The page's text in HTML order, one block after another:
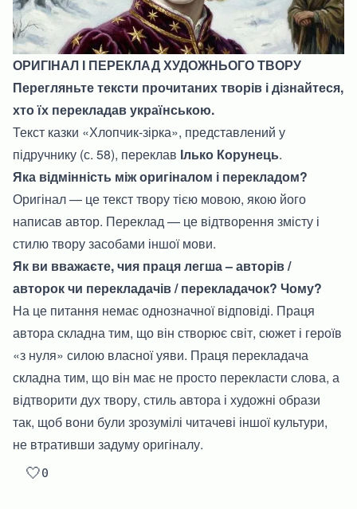
ОРИГІНАЛ І ПЕРЕКЛАД ХУДОЖНЬОГО ТВОРУ
Перегляньте тексти прочитаних творів і дізнайтеся,
хто їх перекладав українською.
Текст казки «Хлопчик-зірка», представлений у
підручнику (с. 58), переклав Ілько Корунець.
Яка відмінність між оригіналом і перекладом?
Оригінал — це текст твору тією мовою, якою його
написав автор. Переклад — це відтворення змісту і
стилю твору засобами іншої мови.
Як ви вважаєте, чия праця легша – авторів /
авторок чи перекладачів / перекладачок? Чому?
На це питання немає однозначної відповіді. Праця
автора складна тим, що він створює світ, сюжет і героїв
«з нуля» силою власної уяви. Праця перекладача
складна тим, що він має не просто перекласти слова, а
відтворити дух твору, стиль автора і художні образи
так, щоб вони були зрозумілі читачеві іншої культури,
не втративши задуму оригіналу.
🤍0